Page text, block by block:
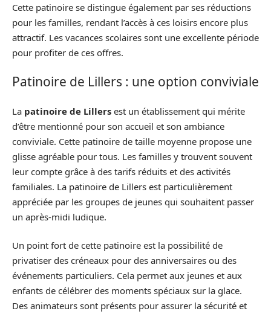
Cette patinoire se distingue également par ses réductions
pour les familles, rendant l’accès à ces loisirs encore plus
attractif. Les vacances scolaires sont une excellente période
pour profiter de ces offres.
Patinoire de Lillers : une option conviviale
La patinoire de Lillers est un établissement qui mérite
d’être mentionné pour son accueil et son ambiance
conviviale. Cette patinoire de taille moyenne propose une
glisse agréable pour tous. Les familles y trouvent souvent
leur compte grâce à des tarifs réduits et des activités
familiales. La patinoire de Lillers est particulièrement
appréciée par les groupes de jeunes qui souhaitent passer
un après-midi ludique.
Un point fort de cette patinoire est la possibilité de
privatiser des créneaux pour des anniversaires ou des
événements particuliers. Cela permet aux jeunes et aux
enfants de célébrer des moments spéciaux sur la glace.
Des animateurs sont présents pour assurer la sécurité et